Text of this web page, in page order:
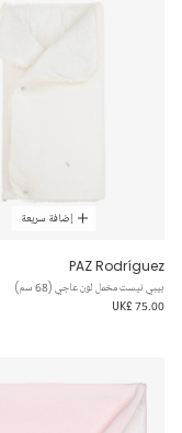
إضافة سريعة
PAZ Rodríguez
بيبي نيست مخمل لون عاجي (68 سم)
UK£ 75.00